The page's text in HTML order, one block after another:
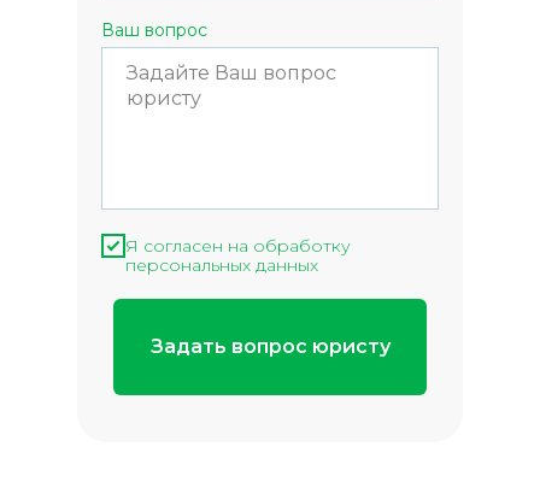
Ваш вопрос
Я согласен на обработку
персональных данных
Задать вопрос юристу